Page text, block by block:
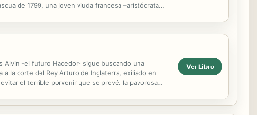
de 1799, una joven viuda francesa –aristócrata
Alvin -el futuro Hacedor- sigue buscando una
a la corte del Rey Arturo de Inglaterra, exiliado en
el terrible porvenir que se prevé: la pavorosa
Ver Libro